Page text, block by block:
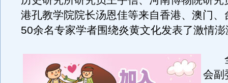
港孔教学院院长汤恩佳等来自香港、澳门、
50余名专家学者围绕炎黄文化发表了激情
全
会副